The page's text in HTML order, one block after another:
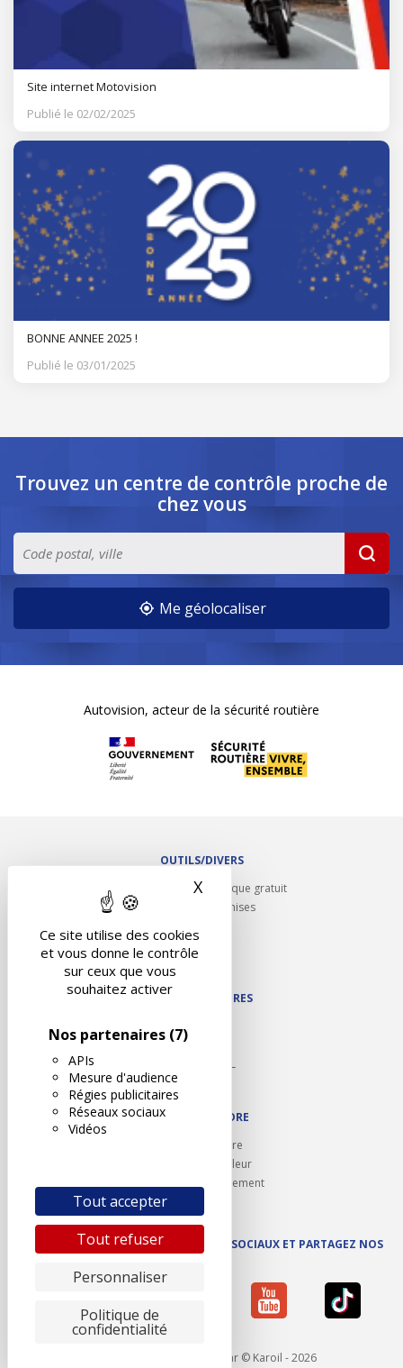
Ce site utilise des cookies
et vous donne le contrôle
sur ceux que vous
souhaitez activer
Nos partenaires (7)
APIs
Mesure d'audience
Régies publicitaires
Réseaux sociaux
Vidéos
Tout accepter
Tout refuser
Personnaliser
Politique de
confidentialité
X Masquer le bandeau des
Site internet Motovision
Publié le 02/02/2025
BONNE ANNEE 2025 !
Publié le 03/01/2025
Trouvez un centre de contrôle proche de
chez vous
Me géolocaliser
Autovision, acteur de la sécurité routière
OUTILS/DIVERS
Rappel contrôle technique gratuit
Partenariats/Remises
Contact
NOS PARTENAIRES
Autodidact
Karoil
Autovision PL
Motovision
NOUS REJOINDRE
Ouvrir un centre
Devenez contrôleur
Carrières et recrutement
SUIVEZ AUTOVISION SUR LES RÉSEAUX SOCIAUX ET PARTAGEZ NOS
- Réalisé par © Karoil - 2026